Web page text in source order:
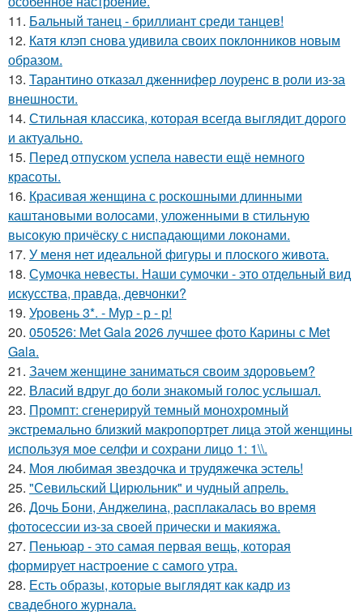
11. Бальный танец - бриллиант среди танцев!
12. Катя клэп снова удивила своих поклонников новым
образом.
13. Тарантино отказал дженнифер лоуренс в роли из-за
внешности.
14. Стильная классика, которая всегда выглядит дорого
и актуально.
15. Перед отпуском успела навести ещё немного
красоты.
16. Красивая женщина с роскошными длинными
каштановыми волосами, уложенными в стильную
высокую причёску с ниспадающими локонами.
17. У меня нет идеальной фигуры и плоского живота.
18. Сумочка невесты. Наши сумочки - это отдельный вид
искусства, правда, девчонки?
19. Уровень 3*. - Мур - р - р!
20. 050526: Met Gala 2026 лучшее фото Карины с Met
Gala.
21. Зачем женщине заниматься своим здоровьем?
22. Власий вдруг до боли знакомый голос услышал.
23. Промпт: сгенерируй темный монохромный
экстремально близкий макропортрет лица этой женщины
используя мое селфи и сохрани лицо 1: 1\\.
24. Моя любимая звездочка и трудяжечка эстель!
25. "Севильский Цирюльник" и чудный апрель.
26. Дочь Бони, Анджелина, расплакалась во время
фотосессии из-за своей прически и макияжа.
27. Пеньюар - это самая первая вещь, которая
формирует настроение с самого утра.
28. Есть образы, которые выглядят как кадр из
свадебного журнала.